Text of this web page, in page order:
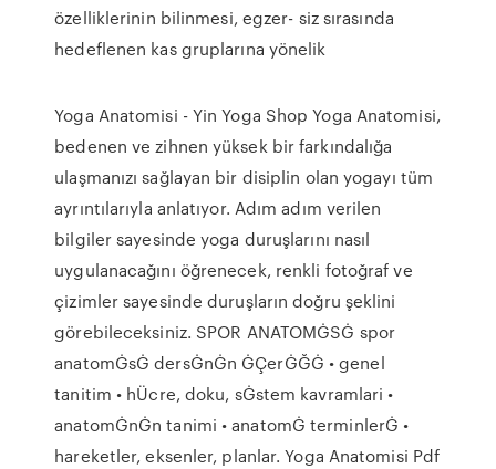
özelliklerinin bilinmesi, egzer- siz sırasında
hedeflenen kas gruplarına yönelik
Yoga Anatomisi - Yin Yoga Shop Yoga Anatomisi,
bedenen ve zihnen yüksek bir farkındalığa
ulaşmanızı sağlayan bir disiplin olan yogayı tüm
ayrıntılarıyla anlatıyor. Adım adım verilen
bilgiler sayesinde yoga duruşlarını nasıl
uygulanacağını öğrenecek, renkli fotoğraf ve
çizimler sayesinde duruşların doğru şeklini
görebileceksiniz. SPOR ANATOMĠSĠ spor
anatomĠsĠ dersĠnĠn ĠÇerĠĞĠ • genel
tanitim • hÜcre, doku, sĠstem kavramlari •
anatomĠnĠn tanimi • anatomĠ terminlerĠ •
hareketler, eksenler, planlar. Yoga Anatomisi Pdf